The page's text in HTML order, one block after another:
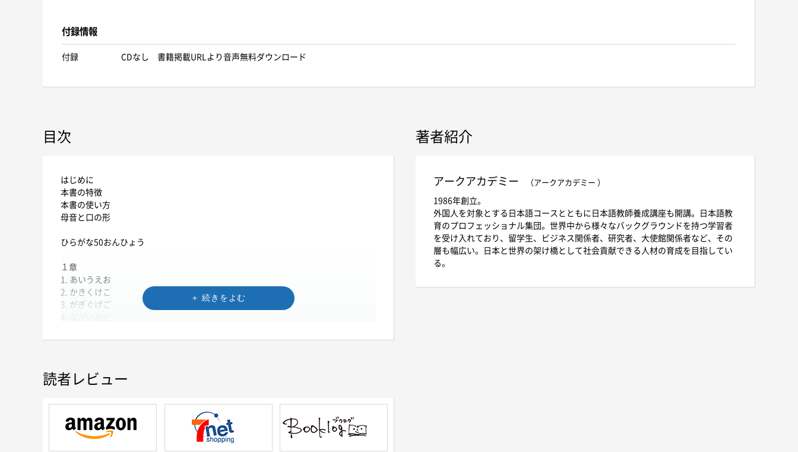
付録情報
付録 CDなし 書籍掲載URLより音声無料ダウンロード
目次
はじめに
本書の特徴
本書の使い方
母音と口の形
ひらがな50おんひょう
１章
1. あいうえお
2. かきくけこ
3. がぎぐげご
1. さしすせそ
3. たちつてと
4. だぢづでど
5. ちいさい「っ」
クイズ
読者レビュー
著者紹介
アークアカデミー （アークアカデミー ）
1986年創立。
外国人を対象とする日本語コースとともに日本語教師養成講座も開講。日本語教
育のプロフェッショナル集団。世界中から様々なバックグラウンドを持つ学習者
を受け入れており、留学生、ビジネス関係者、研究者、大使館関係者など、その
層も幅広い。日本と世界の架け橋として社会貢献できる人材の育成を目指してい
る。